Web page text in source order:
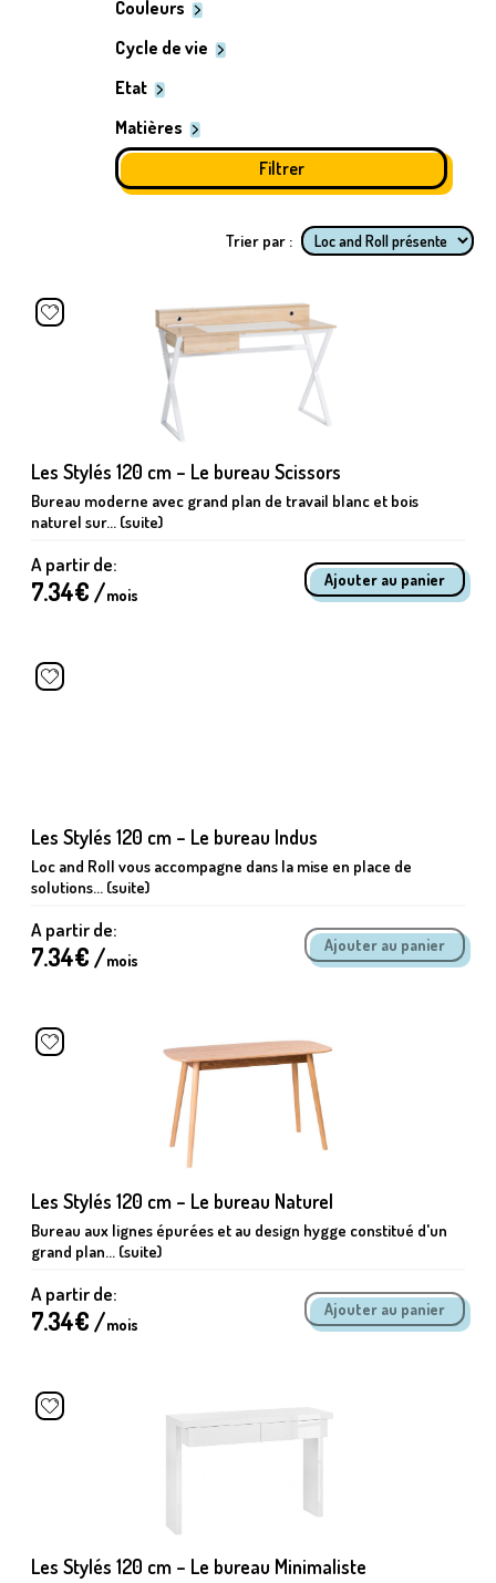
Couleurs
Cycle de vie
Etat
Matières
Trier par :
Les Stylés 120 cm – Le bureau Scissors
Bureau moderne avec grand plan de travail blanc et bois
naturel sur... (suite)
A partir de:
7.34€ /mois
Les Stylés 120 cm – Le bureau Indus
Loc and Roll vous accompagne dans la mise en place de
solutions... (suite)
A partir de:
7.34€ /mois
Les Stylés 120 cm – Le bureau Naturel
Bureau aux lignes épurées et au design hygge constitué d'un
grand plan... (suite)
A partir de:
7.34€ /mois
Les Stylés 120 cm – Le bureau Minimaliste